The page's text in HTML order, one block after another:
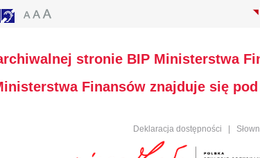
stronie BIP Ministerstwa
Finansów znajduje się
Deklaracja dostępności